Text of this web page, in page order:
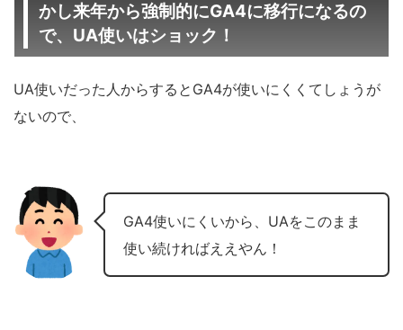
かし来年から強制的にGA4に移行になるの
で、UA使いはショック！
UA使いだった人からするとGA4が使いにくくてしょうが
ないので、
GA4使いにくいから、UAをこのまま
使い続ければええやん！